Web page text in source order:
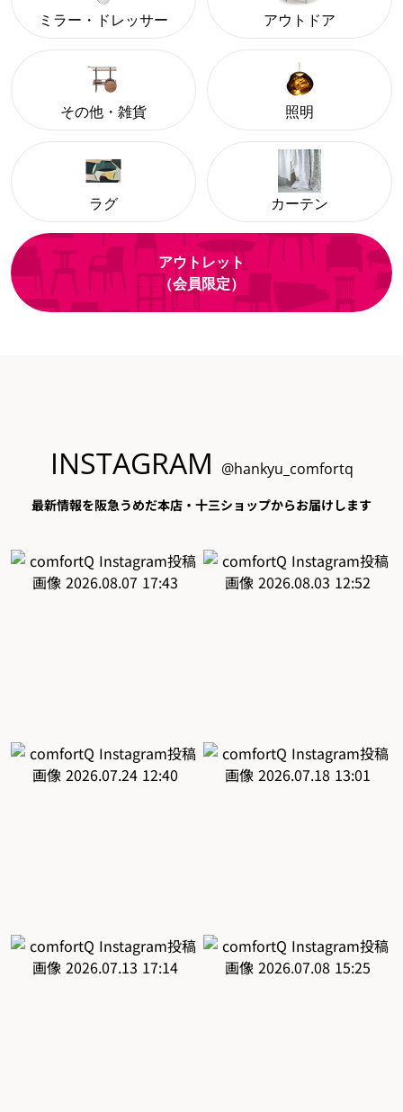
ミラー・ドレッサー アウトドア
その他・雑貨 照明
ラグ カーテン
アウトレット
（会員限定）
INSTAGRAM @hankyu_comfortq
最新情報を阪急うめだ本店・十三ショップからお届けします